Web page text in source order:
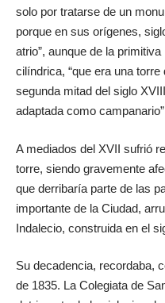
solo por tratarse de un
porque en sus orígenes,
atrio”, aunque de la
cilíndrica, “que era una
segunda mitad del siglo
adaptada como
A mediados del XVII sufrió
torre, siendo gravemente
que derribaría parte de las
importante de la Ciudad,
Indalecio, construida en el
Su decadencia, recordaba,
de 1835. La Colegiata de